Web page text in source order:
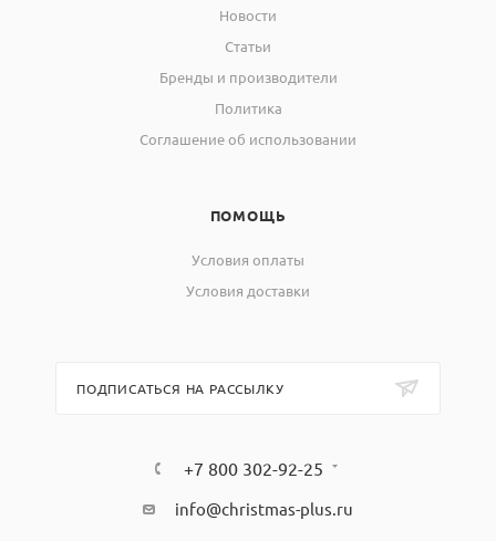
Новости
Статьи
Бренды и производители
Политика
Соглашение об использовании
ПОМОЩЬ
Условия оплаты
Условия доставки
ПОДПИСАТЬСЯ НА РАССЫЛКУ
+7 800 302-92-25
info@christmas-plus.ru